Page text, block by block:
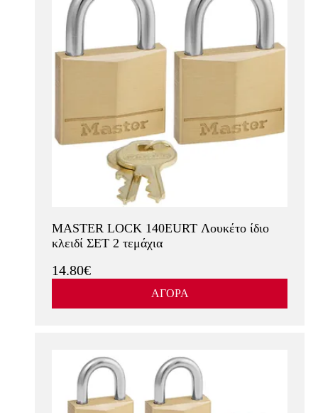
MASTER LOCK 140EURT Λουκέτο ίδιο
κλειδί ΣΕΤ 2 τεμάχια
14.80€
ΑΓΟΡΑ